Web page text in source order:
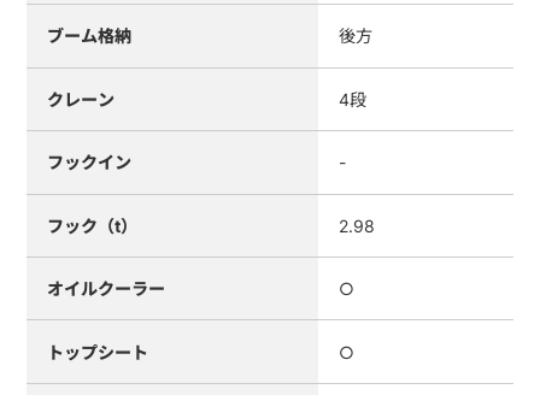
ブーム格納 後方
クレーン 4段
フックイン -
フック（t） 2.98
オイルクーラー ○
トップシート ○